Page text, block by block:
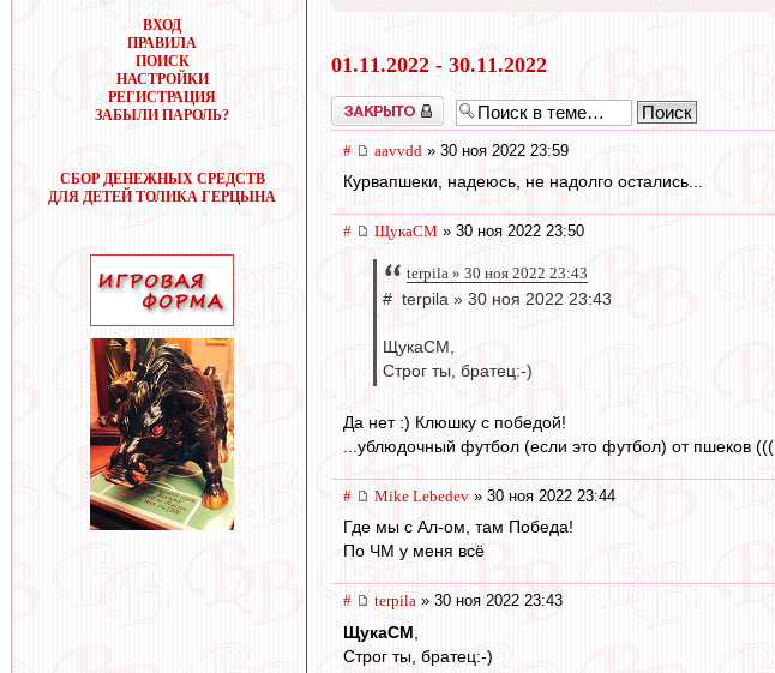
ВХОД
ПРАВИЛА
ПОИСК
НАСТРОЙКИ
РЕГИСТРАЦИЯ
ЗАБЫЛИ ПАРОЛЬ?
СБОР ДЕНЕЖНЫХ СРЕДСТВ
ДЛЯ ДЕТЕЙ ТОЛИКА ГЕРЦЫНА
01.11.2022 - 30.11.2022
Закрыто
# aavvdd » 30 ноя 2022 23:59
Курвапшеки, надеюсь, не надолго остались...
# ЩукаСМ » 30 ноя 2022 23:50
terpila » 30 ноя 2022 23:43
# terpila » 30 ноя 2022 23:43
ЩукаСМ,
Строг ты, братец:-)
Да нет :) Клюшку с победой!
...ублюдочный футбол (если это футбол) от пшеков (((
# Mike Lebedev » 30 ноя 2022 23:44
Где мы с Ал-ом, там Победа!
По ЧМ у меня всё
# terpila » 30 ноя 2022 23:43
ЩукаСМ
Строг ты, братец:-)